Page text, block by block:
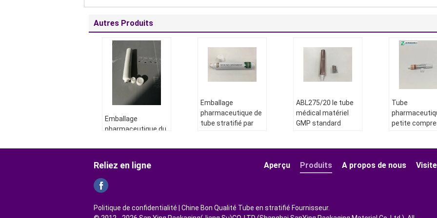
Autres Produits
Emballage
pharmaceutique du
chapeaux de bâton,
aluminium de tube
Matériel:
La PAC: de
Emballage
pharmaceutique de
tube stratifié par
Épaisseur: 275
Matériel: Les États
ABL275/20 le tube
médical matériel
GMP standard
Diamètre:19 mm
Longueur:120 mm
Tube
petite
Le volume:
Reliez en ligne Visite
A propos de nous
Produits
Aperçu
Politique de confidentialité | Chine Bon Qualité Tube en stratifié Fournisseur.